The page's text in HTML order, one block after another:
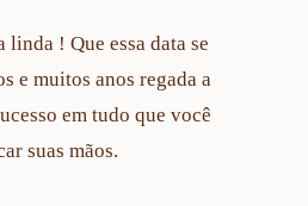
linda ! Que essa data se
e muitos anos regada a
em tudo que você
suas mãos.